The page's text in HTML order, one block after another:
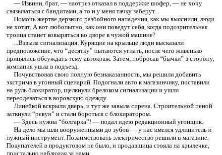
— Извини, брат, — наотрез отказал в поддержке шофер, — не хочу
связываться с бандитами, а то и у меня тачку заберут...
Помочь жертве дерзкого разбойного нападения, как мы выяснили, люди
не хотят. А вот любопытно, как они поведут себя, когда подозрительная
троица станет ковыряться во дворе в чужой машине?
...Взвыла сигнализация. Курящие на крыльце люди высказали
предположение, что “десятку” пытаются угнать, после чего живенько
принялись обсуждать тему автокраж. Затем, побросав “бычки” в сторону,
компания ушла в подъезд.
Почувствовав свою полную безнаказанность, мы решили добавить
экстрима в угонный сценарий. Подогнали авто к магазинчику, поставили
на руль блокиратор, щелкнули брелоком сигнализации и ушли
переодеваться в воровскую одежду.
Линейкой вскрыли дверь, и тут же завыла сирена. Строительной пеной
заткнули “ревун” и стали бороться с блокиратором.
— Здесь нужна “болгарка”! — подал идею редакционный угонщик.
На дело мы шли вооруженными до зубов — у нас имелся удлинитель и
нужный инструмент. Позаимствовать электричество решили в магазине.
Покупателей в продуктовом не было, и продавщица стояла на крылечке,
пристально наблюдая за нами.